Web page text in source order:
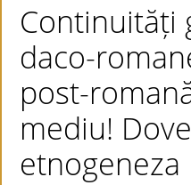
Continuități
daco-
post-
mediu!